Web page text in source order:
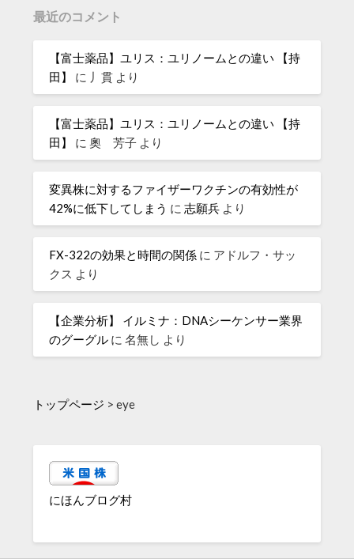
最近のコメント
【富士薬品】ユリス：ユリノームとの違い 【持
田】
に 丿貫 より
【富士薬品】ユリス：ユリノームとの違い 【持
田】
に奧 芳子 より
変異株に対するファイザーワクチンの有効性が
42%に低下してしまう に志願兵 より
FX-322の効果と時間の関係 に アドルフ・サッ
クス より
【企業分析】 イルミナ：DNAシーケンサー業界
のグーグル に名無し より
トップページ >eye
にほんブログ村